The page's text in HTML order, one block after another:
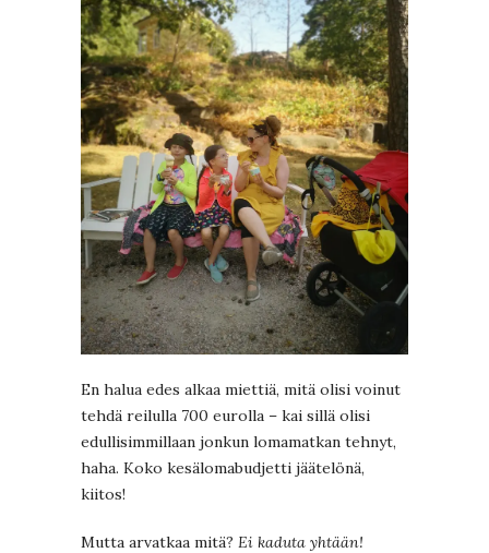
En halua edes alkaa miettiä, mitä olisi voinut
tehdä reilulla 700 eurolla – kai sillä olisi
edullisimmillaan jonkun lomamatkan tehnyt,
haha. Koko kesälomabudjetti jäätelönä,
kiitos!
Mutta arvatkaa mitä? Ei kaduta yhtään!